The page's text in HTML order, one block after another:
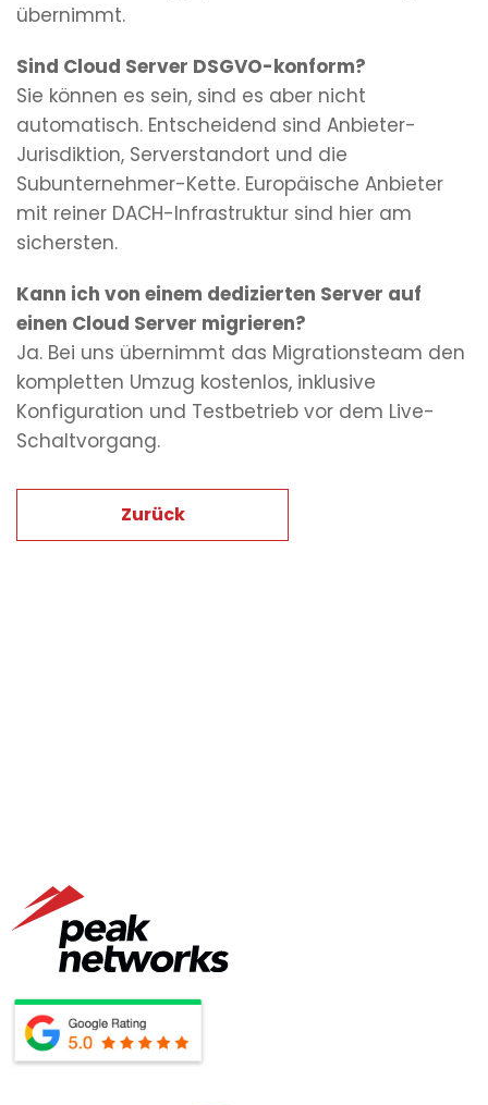
übernimmt.
Sind Cloud Server DSGVO-konform?
Sie können es sein, sind es aber nicht
automatisch. Entscheidend sind Anbieter-
Jurisdiktion, Serverstandort und die
Subunternehmer-Kette. Europäische Anbieter
mit reiner DACH-Infrastruktur sind hier am
sichersten.
Kann ich von einem dedizierten Server auf
einen Cloud Server migrieren?
Ja. Bei uns übernimmt das Migrationsteam den
kompletten Umzug kostenlos, inklusive
Konfiguration und Testbetrieb vor dem Live-
Schaltvorgang.
Zurück